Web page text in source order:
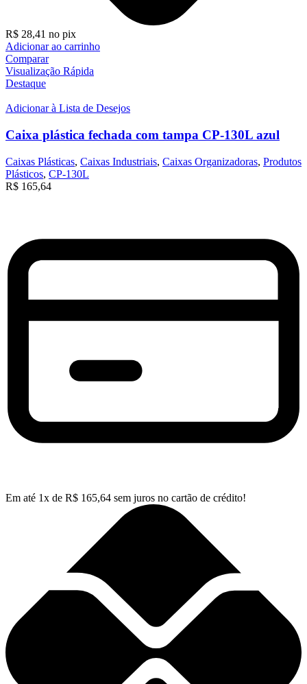
R$ 28,41 no pix
Adicionar ao carrinho
Comparar
Visualização Rápida
Destaque
Adicionar à Lista de Desejos
Caixa plástica fechada com tampa CP-130L azul
Caixas Plásticas, Caixas Industriais, Caixas Organizadoras, Produtos
Plásticos, CP-130L
R$ 165,64
Em até 1x de R$ 165,64 sem juros no cartão de crédito!